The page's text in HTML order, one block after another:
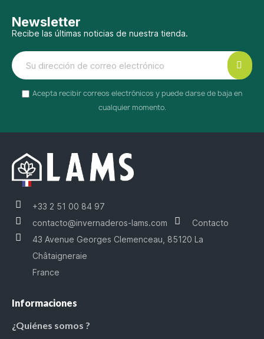
Newsletter
Recibe las últimas noticias de nuestra tienda.
Acepta recibir correos electrónicos y puede darse de baja en
cualquier momento.
+33 2 51 00 84 97
contacto@invernaderos-lams.com
Contacto
43 Avenue Georges Clemenceau, 85120 La
Châtaigneraie
France
Informaciones
¿Quiénes somos ?